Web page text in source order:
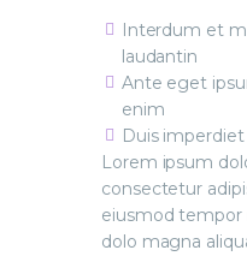
Interdum et
laudantin
Ante eget
enim
Duis
Lorem ipsum
consectetur
eiusmod
dolo magna